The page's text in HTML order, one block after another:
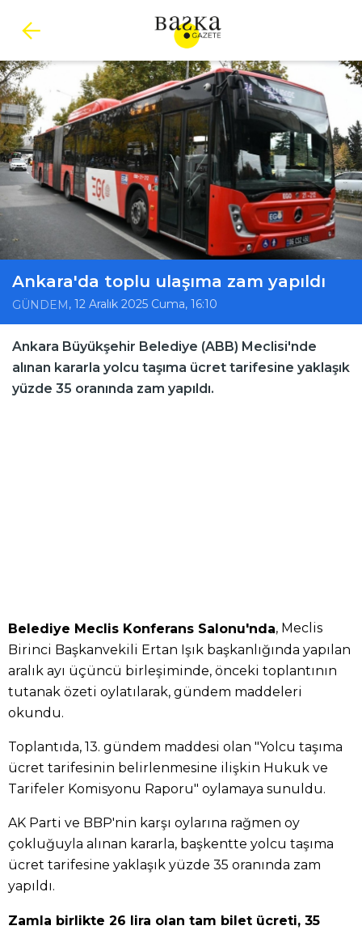
Ankara'da toplu ulaşıma zam yapıldı
GÜNDEM, 12 Aralık 2025 Cuma, 16:10
Ankara Büyükşehir Belediye (ABB) Meclisi'nde
alınan kararla yolcu taşıma ücret tarifesine yaklaşık
yüzde 35 oranında zam yapıldı.
Belediye Meclis Konferans Salonu'nda, Meclis
Birinci Başkanvekili Ertan Işık başkanlığında yapılan
aralık ayı üçüncü birleşiminde, önceki toplantının
tutanak özeti oylatılarak, gündem maddeleri
okundu.
Toplantıda, 13. gündem maddesi olan "Yolcu taşıma
ücret tarifesinin belirlenmesine ilişkin Hukuk ve
Tarifeler Komisyonu Raporu" oylamaya sunuldu.
AK Parti ve BBP'nin karşı oylarına rağmen oy
çokluğuyla alınan kararla, başkentte yolcu taşıma
ücret tarifesine yaklaşık yüzde 35 oranında zam
yapıldı.
Zamla birlikte 26 lira olan tam bilet ücreti, 35